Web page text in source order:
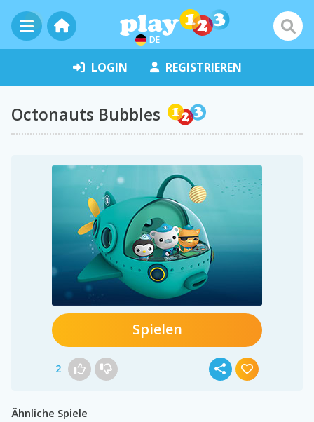
DE
LOGIN REGISTRIEREN
Octonauts Bubbles
Spielen
2
Ähnliche Spiele